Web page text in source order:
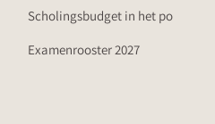
Scholingsbudget in het po
Examenrooster 2027